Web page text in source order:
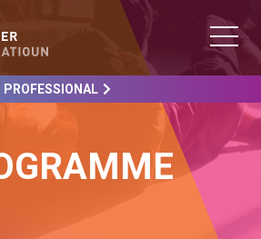
PROFESSIONAL